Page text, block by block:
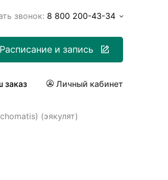
звонок: 8 800 200-43-34
Расписание и запись
заказ Личный кабинет
(эякулят)